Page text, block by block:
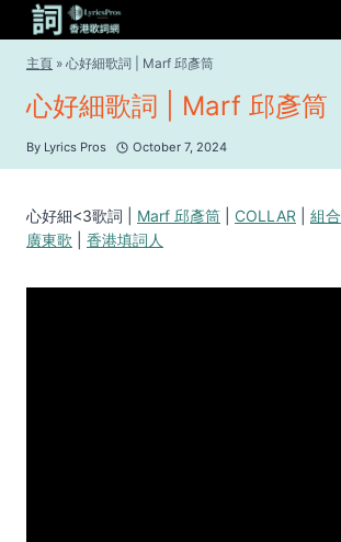
content
主頁 » 心好細歌詞 | Marf 邱彥筒
心好細歌詞 | Marf 邱彥筒
By Lyrics Pros October 7, 2024
心好細<3歌詞 | Marf 邱彥筒 COLLAR 組合
廣東歌
香港填詞人